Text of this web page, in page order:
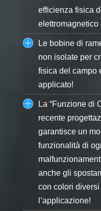
efficienza fisica
elettromagnetico
Le bobine di
non isolate per
fisica del campo
applicato!
La “Funzione di
recente
garantisce un
funzionalità di
anche gli
con colori
l’applicazione!